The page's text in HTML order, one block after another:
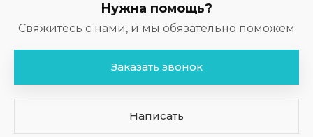
Нужна помощь?
Свяжитесь с нами, и мы обязательно поможем
Заказать звонок
Написать